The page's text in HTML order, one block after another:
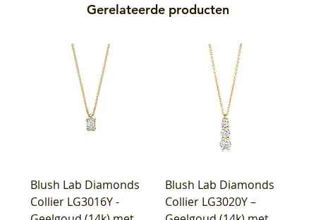
Gerelateerde producten
Blush Lab Diamonds
Collier LG3016Y -
Blush Lab Diamonds
Collier LG3020Y –